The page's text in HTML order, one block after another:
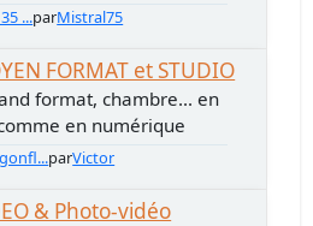
...parMistral75
FORMAT et STUDIO
format, chambre... en
en numérique
parVictor
& Photo-vidéo